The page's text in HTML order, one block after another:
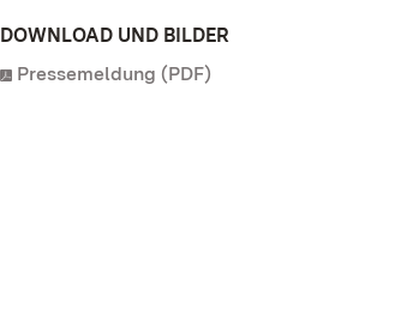
DOWNLOAD UND BILDER
Pressemeldung (PDF)